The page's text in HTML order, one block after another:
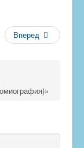
Вперед